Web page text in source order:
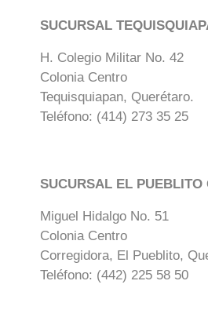
SUCURSAL
H. Colegio Militar No. 42
Colonia Centro
Tequisquiapan, Querétaro.
Teléfono: (414) 273 35 25
SUCURSAL EL PUEBLITO
Miguel Hidalgo No. 51
Colonia Centro
Corregidora, El Pueblito,
Teléfono: (442) 225 58 50